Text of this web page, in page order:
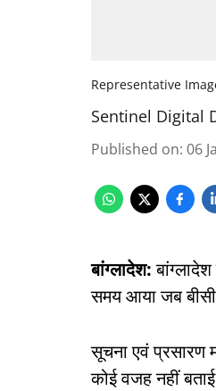
Representative
Sentinel Digital
Published on: 06
बांग्लादेश:
समय आया जब
सूचना एवं प्रसारण
कोई वजह नहीं